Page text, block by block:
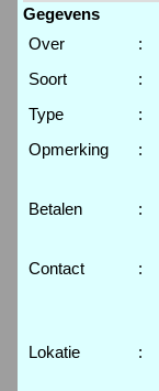
Gegevens
Over
:
Soort
:
Type
:
Opmerking
:
Betalen
:
Contact
:
Lokatie :